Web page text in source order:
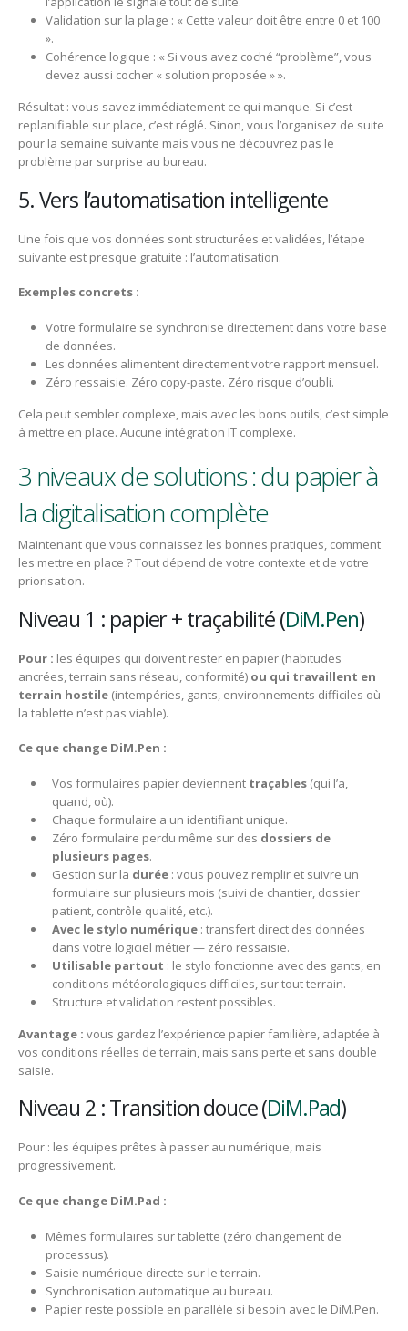
Validation sur la plage : « Cette valeur doit être entre 0 et 100
».
Cohérence logique : « Si vous avez coché “problème”, vous
devez aussi cocher « solution proposée » ».
Résultat : vous savez immédiatement ce qui manque. Si c’est
replanifiable sur place, c’est réglé. Sinon, vous l’organisez de suite
pour la semaine suivante mais vous ne découvrez pas le
problème par surprise au bureau.
5. Vers l’automatisation intelligente
Une fois que vos données sont structurées et validées, l’étape
suivante est presque gratuite : l’automatisation.
Exemples concrets :
Votre formulaire se synchronise directement dans votre base
de données.
Les données alimentent directement votre rapport mensuel.
Zéro ressaisie. Zéro copy-paste. Zéro risque d’oubli.
Cela peut sembler complexe, mais avec les bons outils, c’est simple
à mettre en place. Aucune intégration IT complexe.
3 niveaux de solutions : du papier à
la digitalisation complète
Maintenant que vous connaissez les bonnes pratiques, comment
les mettre en place ? Tout dépend de votre contexte et de votre
priorisation.
Niveau 1 : papier + traçabilité (DiM.Pen)
Pour : les équipes qui doivent rester en papier (habitudes
ancrées, terrain sans réseau, conformité) ou qui travaillent en
terrain hostile (intempéries, gants, environnements difficiles où
la tablette n’est pas viable).
Ce que change DiM.Pen :
Vos formulaires papier deviennent traçables (qui l’a,
quand, où).
Chaque formulaire a un identifiant unique.
Zéro formulaire perdu même sur des dossiers de
plusieurs pages.
Gestion sur la durée : vous pouvez remplir et suivre un
formulaire sur plusieurs mois (suivi de chantier, dossier
patient, contrôle qualité, etc.).
Avec le stylo numérique : transfert direct des données
dans votre logiciel métier — zéro ressaisie.
Utilisable partout : le stylo fonctionne avec des gants, en
conditions météorologiques difficiles, sur tout terrain.
Structure et validation restent possibles.
Avantage : vous gardez l’expérience papier familière, adaptée à
vos conditions réelles de terrain, mais sans perte et sans double
saisie.
Niveau 2 : Transition douce (DiM.Pad)
Pour : les équipes prêtes à passer au numérique, mais
progressivement.
Ce que change DiM.Pad :
Mêmes formulaires sur tablette (zéro changement de
processus).
Saisie numérique directe sur le terrain.
Synchronisation automatique au bureau.
Papier reste possible en parallèle si besoin avec le DiM.Pen.